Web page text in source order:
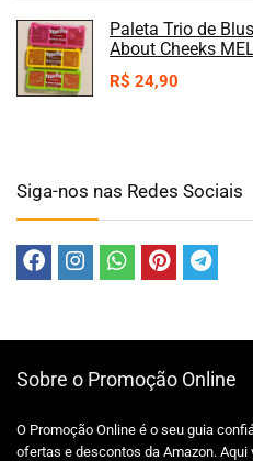
Paleta Trio de
About Cheeks
R$ 24,90
Siga-nos nas Redes Sociais
Sobre o Promoção Online
O Promoção Online é o seu guia
ofertas e descontos da Amazon.